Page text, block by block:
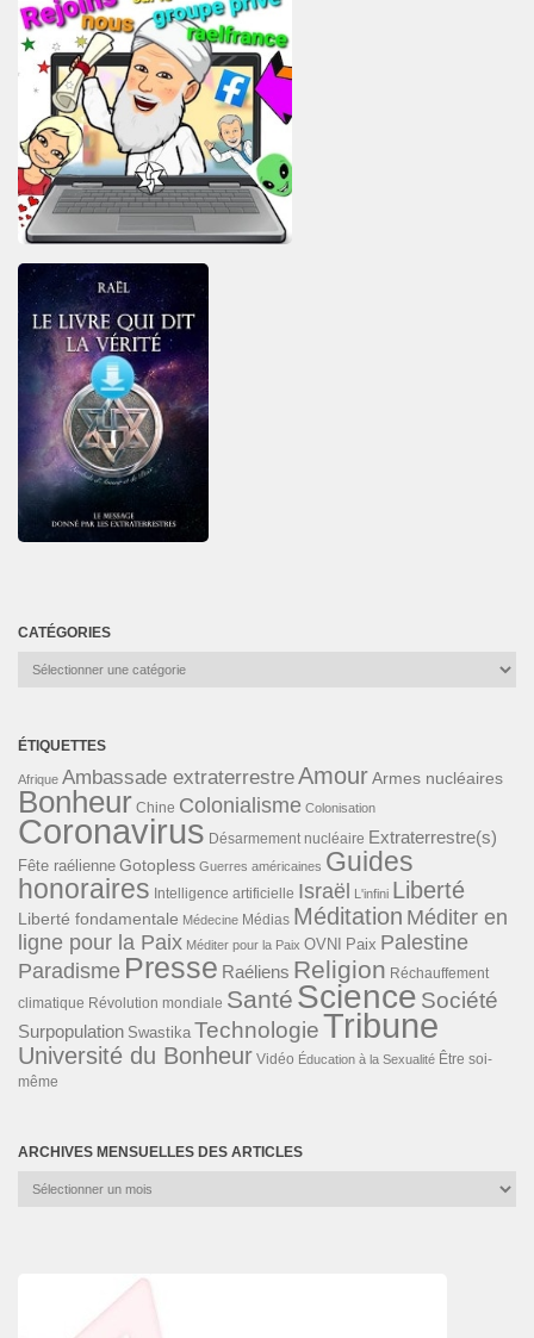
CATÉGORIES
Catégories
ÉTIQUETTES
Afrique Ambassade extraterrestreAmourArmes nucléaires
Bonheur Chine Colonialisme Colonisation
Coronavirus Désarmement nucléaire Extraterrestre(s)
Fête raélienne Gotopless Guerres américaines Guides
honoraires Intelligence artificielle Israël L'infini Liberté
Liberté fondamentale Médecine Médias Méditation Méditer en
ligne pour la Paix Méditer pour la Paix OVNI Paix Palestine
Paradisme Presse Raéliens Religion Réchauffement
climatique Révolution mondiale Santé Science Société
Surpopulation Swastika TechnologieTribune
Université du Bonheur Vidéo Éducation à la Sexualité Être soi-
même
ARCHIVES MENSUELLES DES ARTICLES
Archives